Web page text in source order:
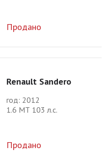
Продано
Renault Sandero
год: 2012
1.6 МТ 103 л.с.
Продано